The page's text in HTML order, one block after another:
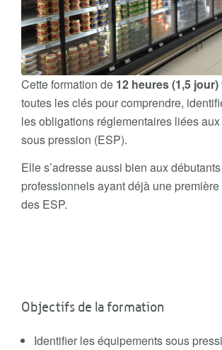
Cette formation de 12 heures (1,5 jour)
toutes les clés pour comprendre,
les obligations réglementaires liées
sous pression (ESP).
Elle s’adresse aussi bien aux débutants
professionnels ayant déjà une
des ESP.
Objectifs de la formation
Identifier les équipements sous